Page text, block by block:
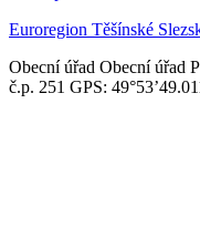
Euroregion Těšínské
Obecní úřad Obecní úřad
č.p. 251 GPS: